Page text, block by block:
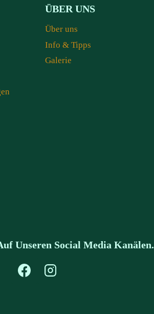
ÜBER UNS
Über uns
Info & Tipps
Galerie
Unseren Social Media Kanälen.